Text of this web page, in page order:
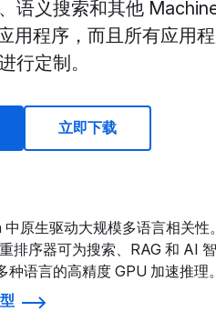
语义搜索和其他
用程序，而且所有应用
行定制。
立即下载
原生驱动大规模多语言相关性。
排序器可为搜索、RAG 和 AI
语言的高精度 GPU 加速推理。